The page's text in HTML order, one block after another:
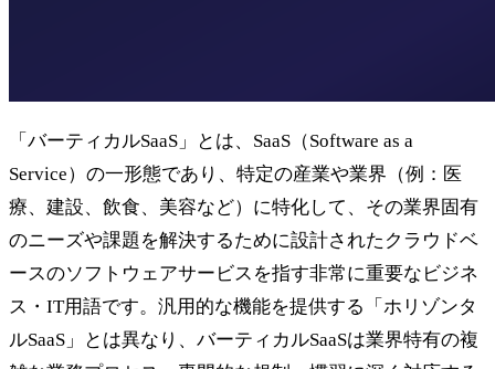
「バーティカルSaaS」とは、SaaS（Software as a
Service）の一形態であり、特定の産業や業界（例：医
療、建設、飲食、美容など）に特化して、その業界固有
のニーズや課題を解決するために設計されたクラウドベ
ースのソフトウェアサービスを指す非常に重要なビジネ
ス・IT用語です。汎用的な機能を提供する「ホリゾンタ
ルSaaS」とは異なり、バーティカルSaaSは業界特有の複